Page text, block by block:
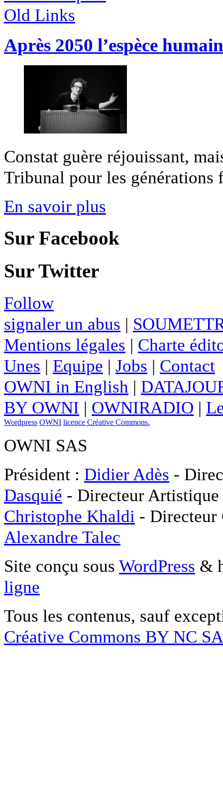
Old Links
Après 2050 l’espèce
Constat guère réjouissant,
Tribunal pour les générations
En savoir plus
Sur Facebook
Sur Twitter
Follow
signaler un abus |
Mentions légales | Charte
Unes | Equipe | Jobs | Contact
OWNI in English |
BY OWNI | OWNIRADIO |
Wordpress OWNI licence Créative Commons.
OWNI SAS
Président : Didier Adès -
Dasquié - Directeur
Christophe Khaldi -
Alexandre Talec
Site conçu sous WordPress &
ligne
Tous les contenus, sauf
Créative Commons BY NC SA